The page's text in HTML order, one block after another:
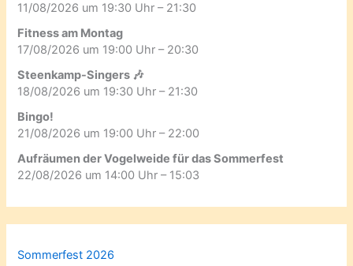
11/08/2026 um 19:30 Uhr – 21:30
Fitness am Montag
17/08/2026 um 19:00 Uhr – 20:30
Steenkamp-Singers 🎶
18/08/2026 um 19:30 Uhr – 21:30
Bingo!
21/08/2026 um 19:00 Uhr – 22:00
Aufräumen der Vogelweide für das Sommerfest
22/08/2026 um 14:00 Uhr – 15:03
Sommerfest 2026